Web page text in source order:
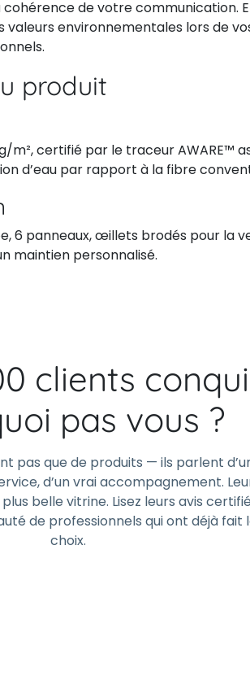
de votre communication.
environnementales lors de
produit
m², certifié par le traceur AWARE™
d’eau par rapport à la fibre
6 panneaux, œillets brodés pour la
maintien personnalisé.
clients
pas vous ?
pas que de produits — ils parlent
d’un vrai accompagnement.
belle vitrine. Lisez leurs avis
de professionnels qui ont déjà fait
choix.